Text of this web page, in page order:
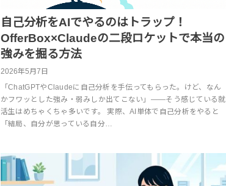
自己分析をAIでやるのはトラップ！
OfferBox×Claudeの二段ロケットで本当の
強みを掘る方法
2026年5月7日
「ChatGPTやClaudeに自己分析を手伝ってもらった。けど、なん
かフワッとした強み・弱みしか出てこない」——そう感じている就
活生はめちゃくちゃ多いです。 実際、AI単体で自己分析をやると
「結局、自分が思っている自分…